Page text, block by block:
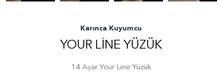
Karınca Kuyumcu
YOUR LINE YÜZÜK
14 Ayar Your Line Yüzük